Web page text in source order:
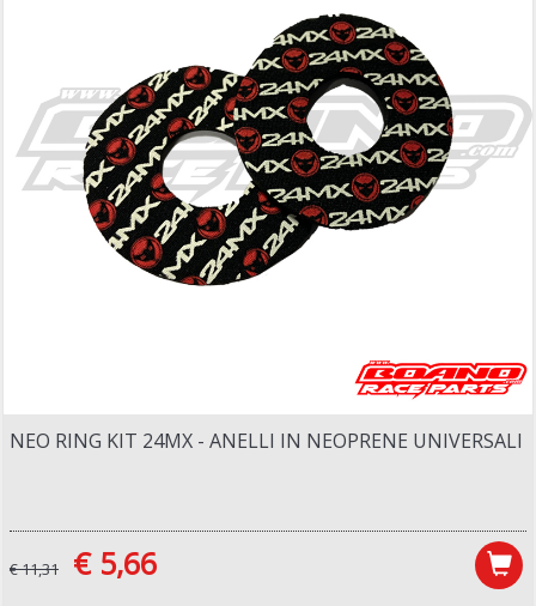
NEO RING KIT 24MX - ANELLI IN NEOPRENE UNIVERSALI
€ 11,31 € 5,66